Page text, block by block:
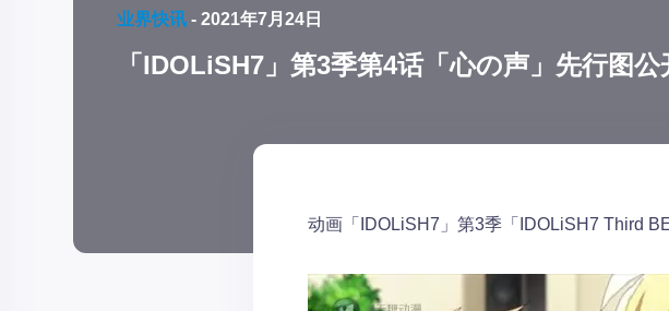
业界快讯 - 2021年7月24日
「IDOLiSH7」第3季第4话「心の声」先行图公
动画「IDOLiSH7」第3季「IDOLiSH7 Third